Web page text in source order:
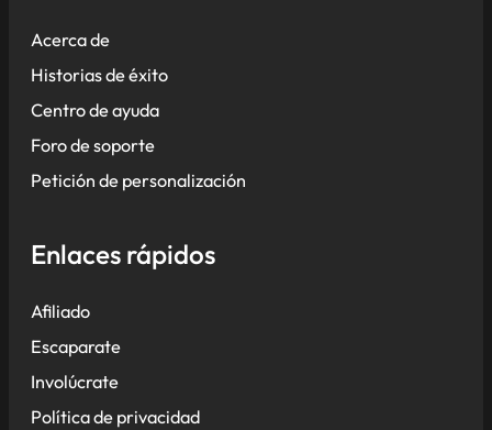
Acerca de
Historias de éxito
Centro de ayuda
Foro de soporte
Petición de personalización
Enlaces rápidos
Afiliado
Escaparate
Involúcrate
Política de privacidad